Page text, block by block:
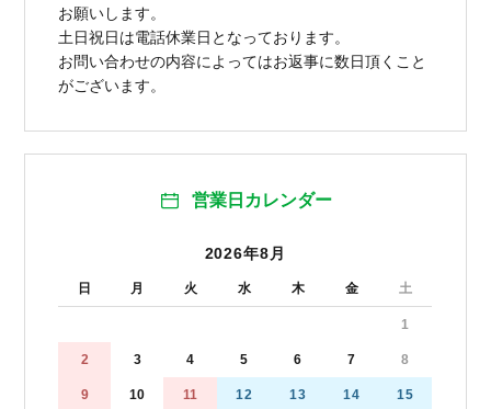
お願いします。
土日祝日は電話休業日となっております。
お問い合わせの内容によってはお返事に数日頂くこと
がございます。
営業日カレンダー
2026年8月
日 月 火 水 木 金 土
1
2 3 4 5 6 7 8
9 10 11 12 13 14 15